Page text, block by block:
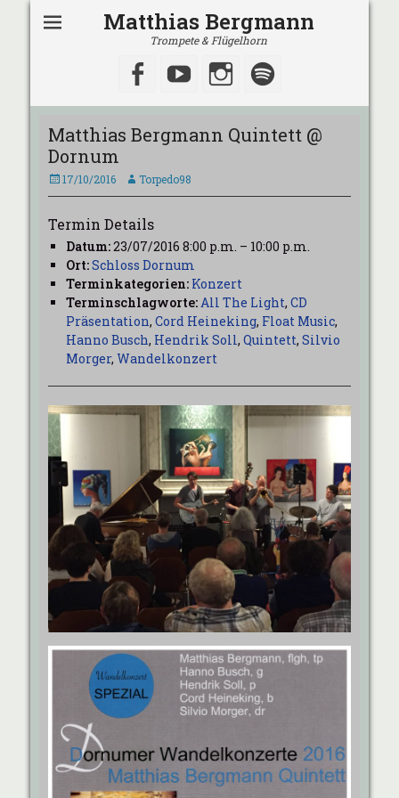
Matthias Bergmann
Trompete & Flügelhorn
Facebook
YouTubeInstagram
Matthias Bergmann Quintett @
Dornum
Veröffentlicht
am
17/10/2016 AutorTorpedo98
Termin Details
Datum:23/07/2016 8:00 p.m. – 10:00 p.m.
Ort:Schloss Dornum
Terminkategorien: Konzert
Terminschlagworte:All The Light, CD
Präsentation, Cord Heineking, Float Music,
Hanno Busch, Hendrik Soll, Quintett, Silvio
Morger, Wandelkonzert